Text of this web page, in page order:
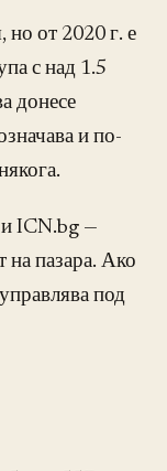
но от 2020 г. е
с над 1.5
донесе
и по-
ICN.bg —
пазара. Ако
под